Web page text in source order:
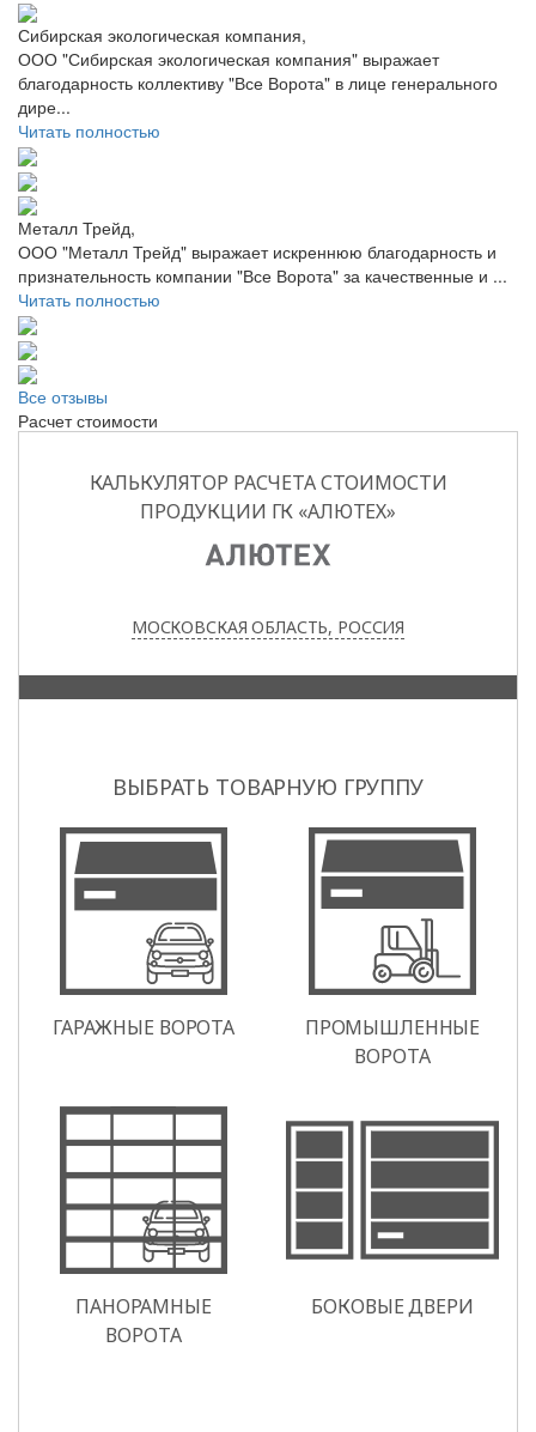
Сибирская экологическая компания,
ООО "Сибирская экологическая компания" выражает
благодарность коллективу "Все Ворота" в лице генерального
дире...
Читать полностью
Металл Трейд,
ООО "Металл Трейд" выражает искреннюю благодарность и
признательность компании "Все Ворота" за качественные и ...
Читать полностью
Все отзывы
Расчет стоимости